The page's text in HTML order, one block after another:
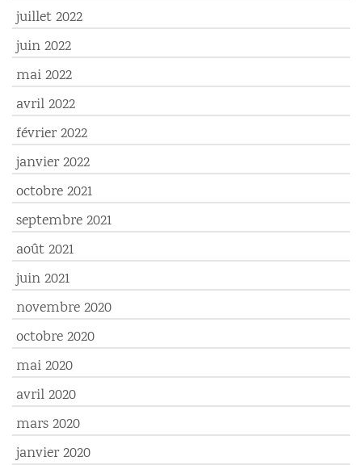
juillet 2022
juin 2022
mai 2022
avril 2022
février 2022
janvier 2022
octobre 2021
septembre 2021
août 2021
juin 2021
novembre 2020
octobre 2020
mai 2020
avril 2020
mars 2020
janvier 2020